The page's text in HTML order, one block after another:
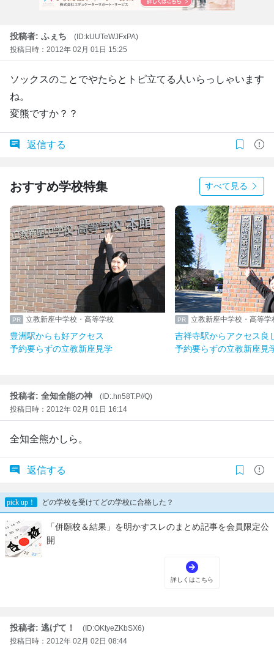
投稿者: ふぇち
(ID:kUUTeWJFxPA)
投稿日時：2012年 02月 01日 15:25
ソックスのことでやたらとトピ立てる人いらっしゃいます
ね。
変熊ですか？？
返信する
おすすめ学校特集 すべて見る
立教新座中学校・高等学校
豊洲駅からも好アクセス
予約要らずの立教新座見学
立教新座中学校・高等学
吉祥寺駅からアクセス良
予約要らずの立教新座見
投稿者: 全知全能の神
(ID:.hn58T.P//Q)
投稿日時：2012年 02月 01日 16:14
全知全熊かしら。
返信する
投稿者: 逃げて！
(ID:OKtyeZKbSX6)
投稿日時：2012年 02月 02日 08:44